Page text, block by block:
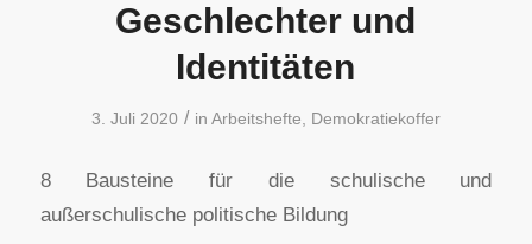
Geschlechter und
Identitäten
3. Juli 2020 / in Arbeitshefte Demokratiekoffer
8 Bausteine für die schulische und
außerschulische politische Bildung